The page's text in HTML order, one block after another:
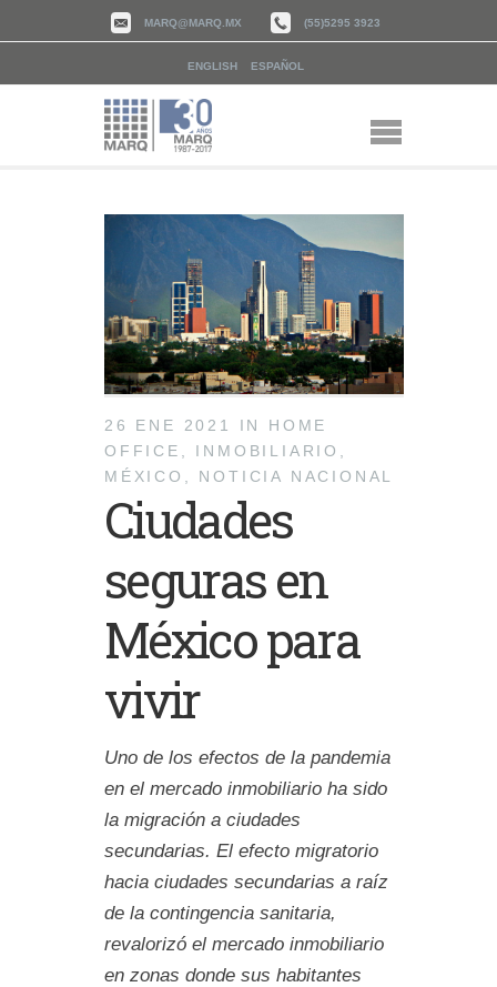
MARQ@MARQ.MX (55)5295 3923
ENGLISH ESPAÑOL
26 ENE 2021 IN
HOME
OFFICE
INMOBILIARIO
MÉXICO
NOTICIA NACIONAL
Ciudades
seguras en
México para
vivir
Uno de los efectos de la pandemia
en el mercado inmobiliario ha sido
la migración a ciudades
secundarias. El efecto migratorio
hacia ciudades secundarias a raíz
de la contingencia sanitaria,
revalorizó el mercado inmobiliario
en zonas donde sus habitantes